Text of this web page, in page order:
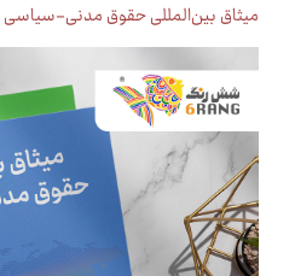
میثاق بین‌المللی حقوق مدنی-سیاسی